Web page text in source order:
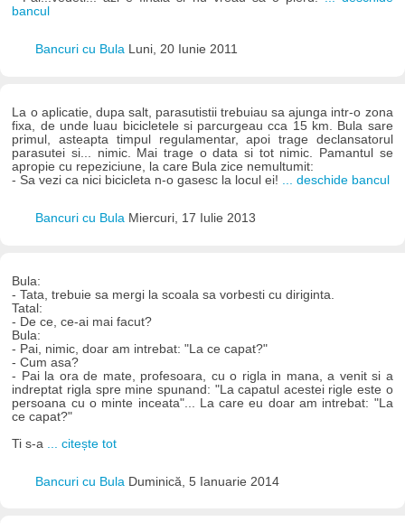
bancul
Bancuri cu Bula Luni, 20 Iunie 2011
La o aplicatie, dupa salt, parasutistii trebuiau sa ajunga intr-o zona
fixa, de unde luau bicicletele si parcurgeau cca 15 km. Bula sare
primul, asteapta timpul regulamentar, apoi trage declansatorul
parasutei si... nimic. Mai trage o data si tot nimic. Pamantul se
apropie cu repeziciune, la care Bula zice nemultumit:
- Sa vezi ca nici bicicleta n-o gasesc la locul ei!
... deschide bancul
Bancuri cu Bula Miercuri, 17 Iulie 2013
Bula:
- Tata, trebuie sa mergi la scoala sa vorbesti cu diriginta.
Tatal:
- De ce, ce-ai mai facut?
Bula:
- Pai, nimic, doar am intrebat: "La ce capat?"
- Cum asa?
- Pai la ora de mate, profesoara, cu o rigla in mana, a venit si a
indreptat rigla spre mine spunand: "La capatul acestei rigle este o
persoana cu o minte inceata"... La care eu doar am intrebat: "La
ce capat?"
Ti s-a
... citește tot
Bancuri cu Bula Duminică, 5 Ianuarie 2014